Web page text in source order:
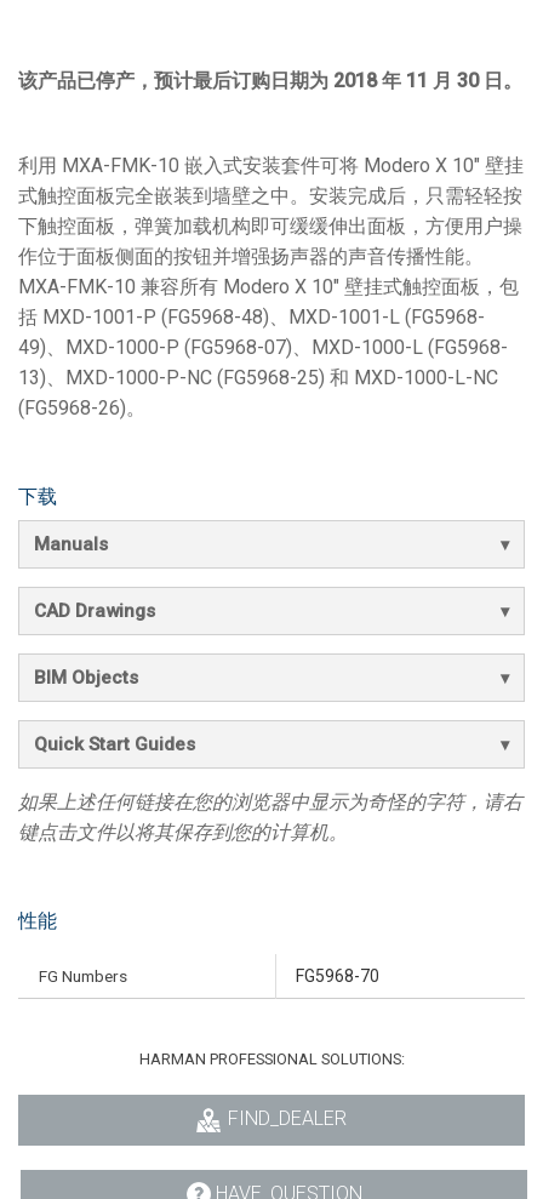
该产品已停产 ， 预计最后订购日期为 2018年 11 月 30 日。
利用 MXA-FMK-10 嵌入式安装套件可将 Modero X 10" 壁挂
式触控面板完全嵌装到墙壁之中。安装完成后，只需轻轻按
下触控面板，弹簧加载机构即可缓缓伸出面板，方便用户操
作位于面板侧面的按钮并增强扬声器的声音传播性能。
MXA-FMK-10 兼容所有 Modero X 10" 壁挂式触控面板，包
括 MXD-1001-P (FG5968-48)、MXD-1001-L (FG5968-
49)、MXD-1000-P (FG5968-07)、MXD-1000-L (FG5968-
13)、MXD-1000-P-NC (FG5968-25) 和 MXD-1000-L-NC
(FG5968-26)。
下载
Manuals
CAD Drawings
BIM Objects
Quick Start Guides
如果上述任何链接在您的浏览器中显示为奇怪的字符，请右
键点击文件以将其保存到您的计算机。
性能
FG Numbers FG5968-70
HARMAN PROFESSIONAL SOLUTIONS:
FIND_DEALER
HAVE_QUESTION